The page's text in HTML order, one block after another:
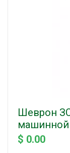
Шеврон
$ 0.00